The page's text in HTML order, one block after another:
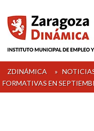
content
ZDINÁMICA »
FORMATIVAS EN